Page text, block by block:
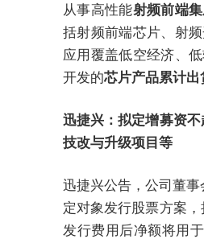
从事高性能射频前端
括射频前端芯片、射
应用覆盖低空经济、
开发的芯片产品累计
迅捷兴：拟定增募资
技改与升级项目等
迅捷兴公告，公司董
定对象发行股票方案
发行费用后净额将用